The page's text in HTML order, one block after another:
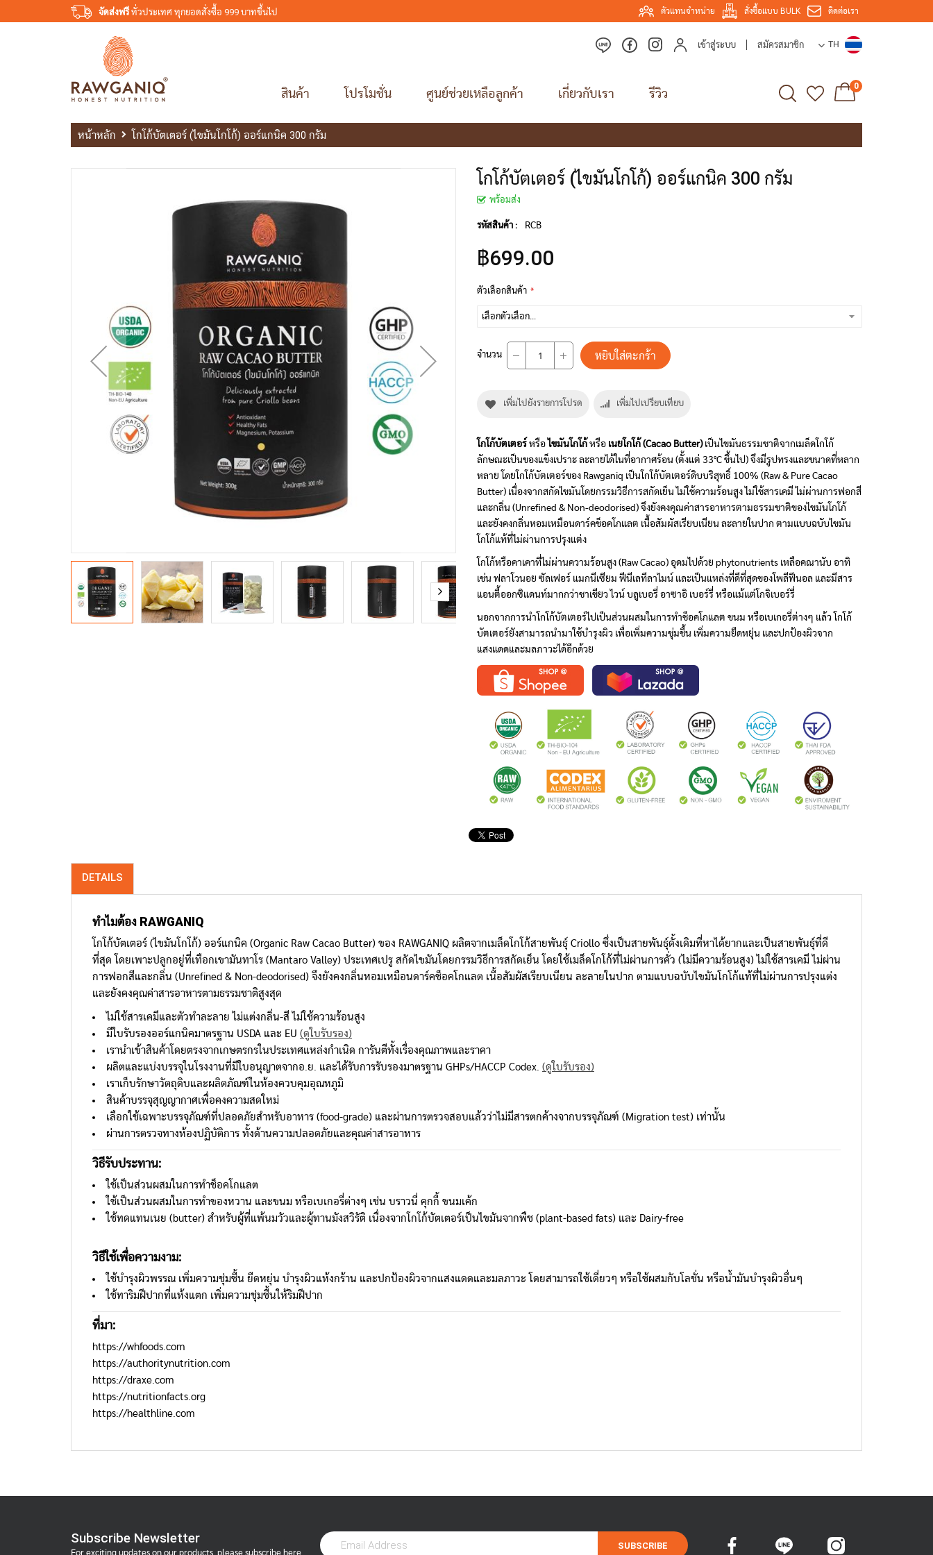
จัดส่งฟรีทั่วประเทศ ทุกยอดสั่งซื้อ 999 บาทขึ้นไป ตัวแทนจำหน่าย สั่งซื้อแบบ BULK ติดต่อเรา
เข้าสู่ระบบ สมัครสมาชิก TH
0
สินค้า โปรโมชั่น ศูนย์ช่วยเหลือลูกค้า เกี่ยวกับเรา รีวิว
หน้าหลัก โกโก้บัตเตอร์ (ไขมันโกโก้) ออร์แกนิค 300 กรัม
โกโก้บัตเตอร์ (ไขมันโกโก้) ออร์แกนิค 300 กรัม
พร้อมส่ง
รหัสสินค้า : RCB
฿699.00
ตัวเลือกสินค้า
จำนวน หยิบใส่ตะกร้า
เพิ่มไปยังรายการโปรด เพิ่มไปเปรียบเทียบ
โกโก้บัตเตอร์ หรือ ไขมันโกโก้ หรือ เนยโกโก้ (Cacao Butter)เป็นไขมันธรรมชาติจากเมล็ดโกโก้
ลักษณะเป็นของแข็งเปราะ ละลายได้ในที่อากาศร้อน (ตั้งแต่ 33°C ขึ้นไป) จึงมีรูปทรงและขนาดที่หลาก
หลาย โดยโกโก้บัตเตอร์ของ Rawganiq เป็นโกโก้บัตเตอร์ดิบบริสุทธิ์ 100% (Raw & Pure Cacao
Butter) เนื่องจากสกัดไขมันโดยกรรมวิธีการสกัดเย็น ไม่ใช้ความร้อนสูง ไม่ใช้สารเคมี ไม่ผ่านการฟอกสี
และกลิ่น (Unrefined & Non-deodorised) จึงยังคงคุณค่าสารอาหารตามธรรมชาติของไขมันโกโก้
และยังคงกลิ่นหอมเหมือนดาร์คช็อคโกแลต เนื้อสัมผัสเรียบเนียน ละลายในปาก ตามแบบฉบับไขมัน
โกโก้แท้ที่ไม่ผ่านการปรุงแต่ง
โกโก้หรือคาเคาที่ไม่ผ่านความร้อนสูง (Raw Cacao) อุดมไปด้วย phytonutrients เหลือคณานับ อาทิ
เช่น ฟลาโวนอย ซัลเฟอร์ แมกนีเซียม ฟีนีเลทีลาไมน์ และเป็นแหล่งที่ดีที่สุดของโพลีฟีนอล และมีสาร
แอนตี้ออกซิแดนท์มากกว่าชาเขียว ไวน์​ บลูเบอรี่ อาซาอิ เบอร์รี่ หรือแม้แต่โกจิเบอร์รี่
นอกจากการนำโกโก้บัตเตอร์ไปเป็นส่วนผสมในการทำช็อคโกแลต ขนม หรือเบเกอรี่ต่างๆ แล้ว โกโก้
บัตเตอร์ยังสามารถนำมาใช้บำรุงผิว เพื่อเพิ่มความชุ่มชื้น เพิ่มความยืดหยุ่น และปกป้องผิวจาก
แสงแดดและมลภาวะได้อีกด้วย
DETAILS
ทำไมต้อง RAWGANIQ
โกโก้บัตเตอร์ (ไขมันโกโก้) ออร์แกนิค (Organic Raw Cacao Butter) ของ RAWGANIQ ผลิตจากเมล็ดโกโก้สายพันธุ์ Criollo ซึ่งเป็นสายพันธุ์ดั้งเดิมที่หาได้ยากและเป็นสายพันธุ์ที่ดี
ที่สุด โดยเพาะปลูกอยู่ที่เทือกเขามันทาโร (Mantaro Valley) ประเทศเปรู สกัดไขมันโดยกรรมวิธีการสกัดเย็น โดยใช้เมล็ดโกโก้ที่ไม่ผ่านการคั่ว (ไม่มีความร้อนสูง) ไม่ใช้สารเคมี ไม่ผ่าน
การฟอกสีและกลิ่น (Unrefined & Non-deodorised) จึงยังคงกลิ่นหอมเหมือนดาร์คช็อคโกแลต เนื้อสัมผัสเรียบเนียน ละลายในปาก ตามแบบฉบับไขมันโกโก้แท้ที่ไม่ผ่านการปรุงแต่ง
และยังคงคุณค่าสารอาหารตามธรรมชาติสูงสุด
ไม่ใช้สารเคมีและตัวทำละลาย ไม่แต่งกลิ่น-สี ไม่ใช้ความร้อนสูง
มีใบรับรองออร์แกนิคมาตรฐาน USDA และ EU (ดูใบรับรอง)
เรานำเข้าสินค้าโดยตรงจากเกษตรกรในประเทศแหล่งกำเนิด การันตีทั้งเรื่องคุณภาพและราคา
ผลิตและแบ่งบรรจุในโรงงานที่มีใบอนุญาตจากอ.ย. และได้รับการรับรองมาตรฐาน GHPs/HACCP Codex. (ดูใบรับรอง)
เราเก็บรักษาวัตถุดิบและผลิตภัณฑ์ในห้องควบคุมอุณหภูมิ
สินค้าบรรจุสุญญากาศเพื่อคงความสดใหม่
เลือกใช้เฉพาะบรรจุภัณฑ์ที่ปลอดภัยสำหรับอาหาร (food-grade) และผ่านการตรวจสอบแล้วว่าไม่มีสารตกค้างจากบรรจุภัณฑ์ (Migration test) เท่านั้น
ผ่านการตรวจทางห้องปฏิบัติการ ทั้งด้านความปลอดภัยและคุณค่าสารอาหาร
วิธีรับประทาน:
ใช้เป็นส่วนผสมในการทำช็อคโกแลต
ใช้เป็นส่วนผสมในการทำของหวาน และขนม หรือเบเกอรี่ต่างๆ เช่น บราวนี่ คุกกี้ ขนมเค้ก
ใช้ทดแทนเนย (butter) สำหรับผู้ที่แพ้นมวัวและผู้ทานมังสวิรัติ เนื่องจากโกโก้บัตเตอร์เป็นไขมันจากพืช (plant-based fats) และ Dairy-free
วิธีใช้เพื่อความงาม:
ใช้บำรุงผิวพรรณ เพิ่มความชุ่มชื้น ยืดหยุ่น บำรุงผิวแห้งกร้าน และปกป้องผิวจากแสงแดดและมลภาวะ โดยสามารถใช้เดี่ยวๆ หรือใช้ผสมกับโลชั่น หรือน้ำมันบำรุงผิวอื่นๆ
ใช้ทาริมฝีปากที่แห้งแตก เพิ่มความชุ่มชื้นให้ริมฝีปาก
ที่มา:
https://whfoods.com
https://authoritynutrition.com
https://draxe.com
https://nutritionfacts.org
https://healthline.com
Subscribe Newsletter SUBSCRIBE